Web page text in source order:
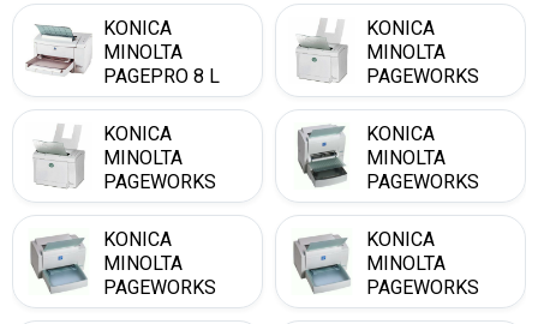
KONICA
MINOLTA
PAGEPRO 8 L
KONICA
MINOLTA
PAGEWORKS
1100
KONICA
MINOLTA
PAGEWORKS
1100 L
KONICA
MINOLTA
PAGEWORKS
1200 W
KONICA
MINOLTA
PAGEWORKS
1250 E
KONICA
MINOLTA
PAGEWORKS
1250 W